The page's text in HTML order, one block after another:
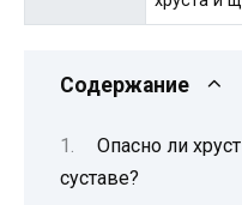
Содержание
Опасно ли
суставе?